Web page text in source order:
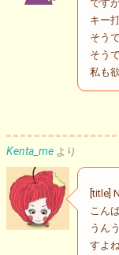
です
キー
そう
そう
私も
Kenta_me より
[title]
こん
うん
すよね